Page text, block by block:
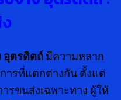
อุตรดิตถ์ มีความหลาก
ารที่แตกต่างกัน ตั้งแต่
รขนส่งเฉพาะทาง ผู้ให้